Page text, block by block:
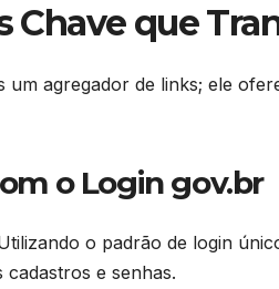
Chave que
um agregador de links; ele
o Login gov.br
o padrão de login
cadastros e senhas.